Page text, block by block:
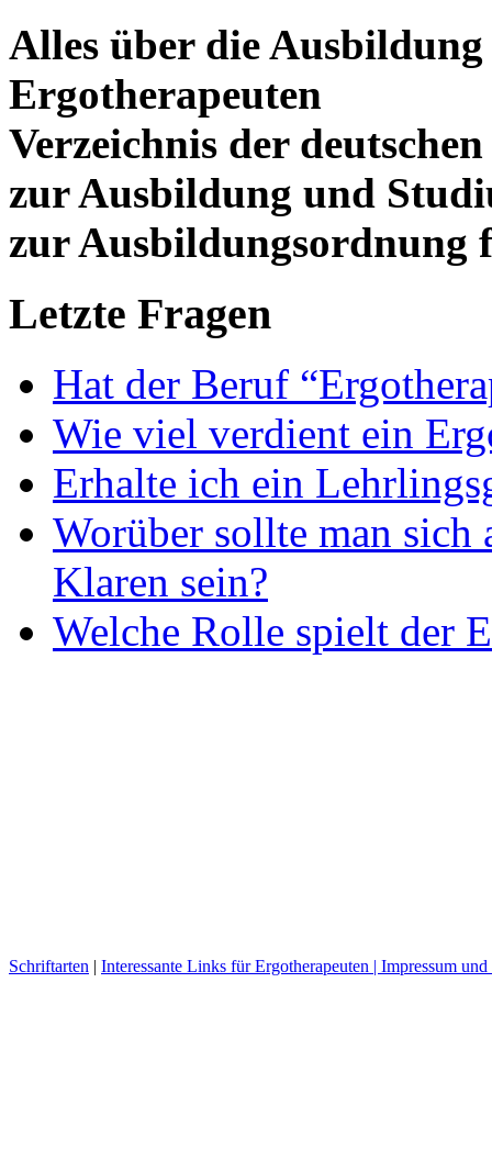
Alles über die
Ergotherapeuten
Verzeichnis der
zur Ausbildung und
zur Ausbildungsordnung
Letzte Fragen
Hat der Beruf
Wie viel verdient ein
Erhalte ich ein
Worüber sollte man sich
Klaren sein?
Welche Rolle spielt der
Schriftarten | Interessante Links für Ergotherapeuten | Impressum